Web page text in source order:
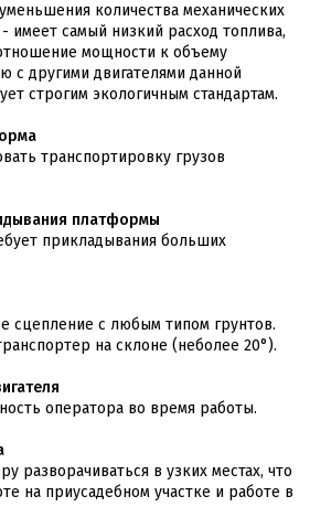
количества механических
имеет самый низкий расход топлива,
мощности к объему
с другими двигателями данной
строгим экологичным стандартам.
транспортировку грузов
платформы
прикладывания больших
сцепление с любым типом грунтов.
на склоне (неболее 20°).
оператора во время работы.
разворачиваться в узких местах, что
на приусадебном участке и работе в